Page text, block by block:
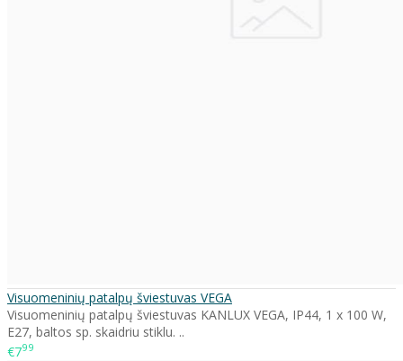
Visuomeninių patalpų šviestuvas VEGA
Visuomeninių patalpų šviestuvas KANLUX VEGA, IP44, 1 x 100 W,
E27, baltos sp. skaidriu stiklu. ..
€799